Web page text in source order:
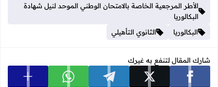
الأطر المرجعية الخاصة بالامتحان الوطني الموحد لنيل شهادة
البكالوريا
البكالوريا
الثانوي التأهيلي
شارك المقال لتنفع به غيرك
شارك على facebook شارك على x شارك على telegram شارك على whatsapp عرض